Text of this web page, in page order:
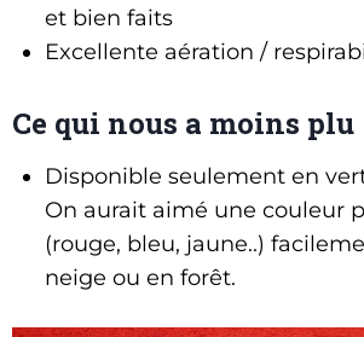
et bien faits
Excellente aération /
Ce qui nous a moins plu
Disponible seulement en
On aurait aimé une couleur
(rouge, bleu, jaune..)
neige ou en forêt.